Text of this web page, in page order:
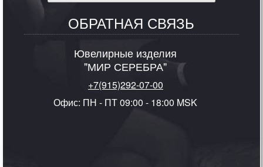
ОБРАТНАЯ СВЯЗЬ
Ювелирные изделия
"МИР СЕРЕБРА"
+7(915)292-07-00
Офис: ПН - ПТ 09:00 - 18:00 MSK